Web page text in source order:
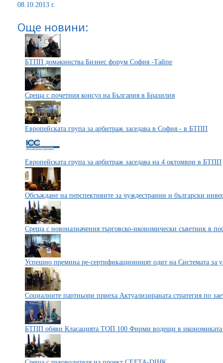
08.10.2013 г.
Още новини:
БТПП домакинства Бизнес форум София -Тайпе
Среща с почетния консул на България в Бразилия
Европейската група за арбитраж заседава в София - в БТПП
Европейската група за арбитраж заседава на 4 октомври в БТПП
Обсъждане на перспективите за чуждестранни и български
Среща с новоназначения търговско-икономически съветник в
Успешно премина ре-сертификационният одит на Системата за
Социалните партньори приеха Aктуализираната стратегия по
БТПП обяви Класацията ТОП 100 Фирми водещи в икономиката